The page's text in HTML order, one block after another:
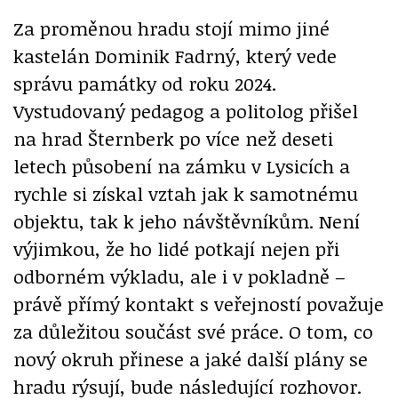
Za proměnou hradu stojí mimo jiné
kastelán Dominik Fadrný, který vede
správu památky od roku 2024.
Vystudovaný pedagog a politolog přišel
na hrad Šternberk po více než deseti
letech působení na zámku v Lysicích a
rychle si získal vztah jak k samotnému
objektu, tak k jeho návštěvníkům. Není
výjimkou, že ho lidé potkají nejen při
odborném výkladu, ale i v pokladně –
právě přímý kontakt s veřejností považuje
za důležitou součást své práce. O tom, co
nový okruh přinese a jaké další plány se
hradu rýsují, bude následující rozhovor.